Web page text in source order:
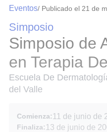
Eventos/ Publicado el 21 de
Simposio
Simposio de
en Terapia
Escuela De
del Valle
Comienza: 11 de junio de
Finaliza: 13 de junio de